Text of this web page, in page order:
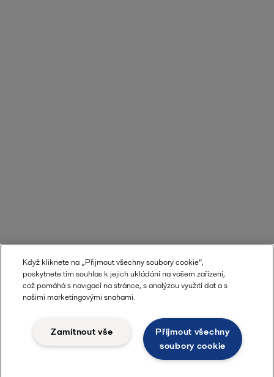
Když kliknete na „Přijmout všechny soubory cookie“,
poskytnete tím souhlas k jejich ukládání na vašem zařízení,
což pomáhá s navigací na stránce, s analýzou využití dat a s
našimi marketingovými snahami.
Přijmout všechny
soubory cookie
Zamítnout vše